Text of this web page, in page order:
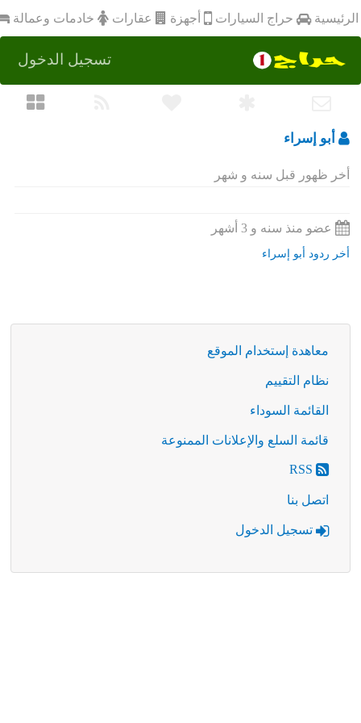
الرئيسية حراج السيارات أجهزة عقارات خادمات وعمالة
تسجيل الدخول
أبو إسراء
أخر ظهور قبل سنه و شهر
عضو منذ سنه و 3 أشهر
أخر ردود أبو إسراء
معاهدة إستخدام الموقع
نظام التقييم
القائمة السوداء
قائمة السلع والإعلانات الممنوعة
RSS
اتصل بنا
تسجيل الدخول